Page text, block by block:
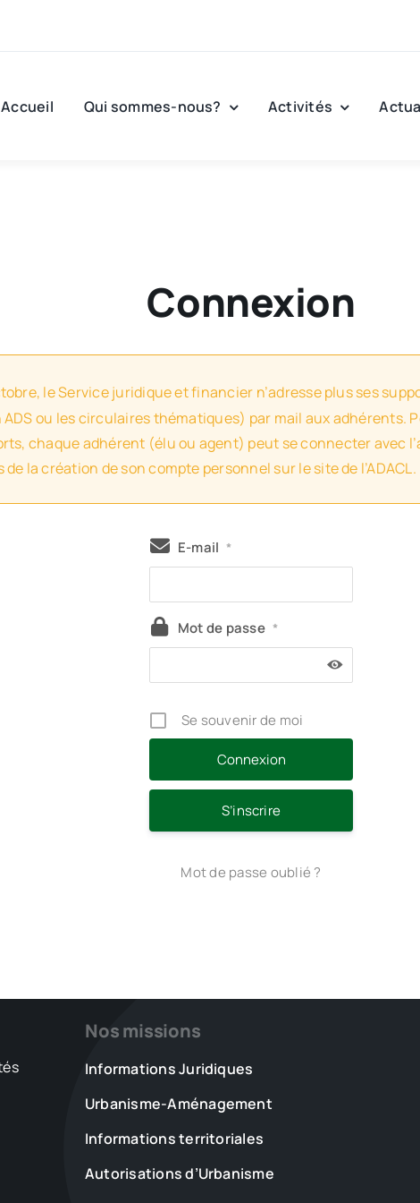
Accueil Qui sommes-nous? Activités
Connexion
le Service juridique et financier n’adresse plus ses
ADS ou les circulaires thématiques) par mail aux adhérents.
chaque adhérent (élu ou agent) peut se connecter avec
la création de son compte personnel sur le site de l’ADACL.
E-mail *
Mot de passe *
Se souvenir de moi
S’inscrire
Mot de passe oublié ?
Nos missions
Informations Juridiques
Urbanisme-Aménagement
Informations territoriales
Autorisations d’Urbanisme